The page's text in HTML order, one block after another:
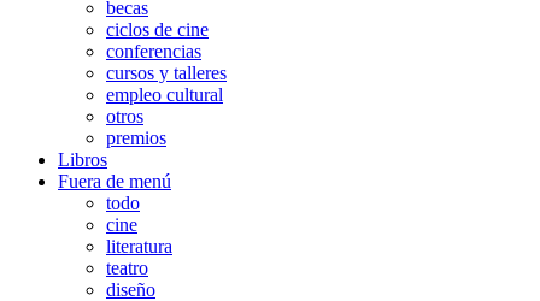
becas
ciclos de cine
conferencias
cursos y talleres
empleo cultural
otros
premios
Libros
Fuera de menú
todo
cine
literatura
teatro
diseño